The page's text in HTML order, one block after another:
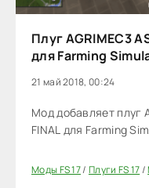
Плуг AGRIMEC3
для Farming
21 май 2018, 00:24
Мод добавляет плуг
FINAL для Farming
Моды FS 17/ Плуги FS 17/